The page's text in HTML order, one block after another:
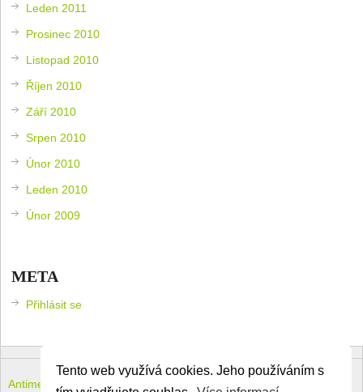
Tento web využívá cookies. Jeho používáním s
Leden 2011
Prosinec 2010
Listopad 2010
Říjen 2010
Září 2010
Srpen 2010
Únor 2010
Leden 2010
Únor 2009
META
Přihlásit se
Antimeloun – komouši dneška Copyright © 2026.